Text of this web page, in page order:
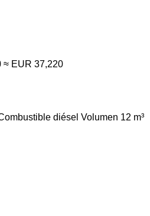
≈ EUR 37,220
diésel Volumen 12 m³